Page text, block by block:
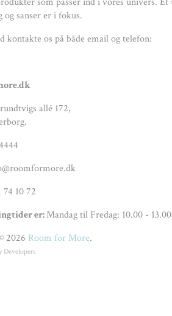
sanser er i fokus.
kontakte os på både email og telefon:
allé 172,
74 10 72
er:Mandag til Fredag: 10.00 - 13.00
2026 Room for More.
Developers